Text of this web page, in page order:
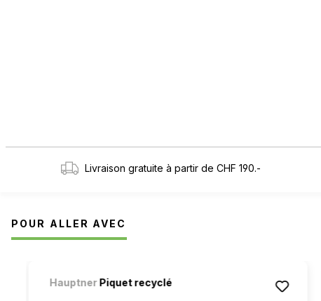
Livraison gratuite à partir de CHF 190.-
POUR ALLER AVEC
HauptnerPiquet recyclé